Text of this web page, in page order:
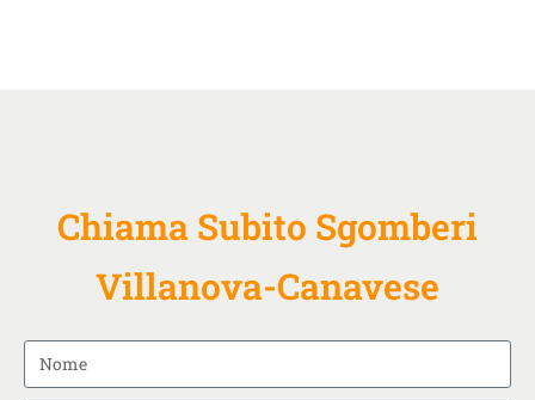
Chiama Subito Sgomberi
Villanova-Canavese